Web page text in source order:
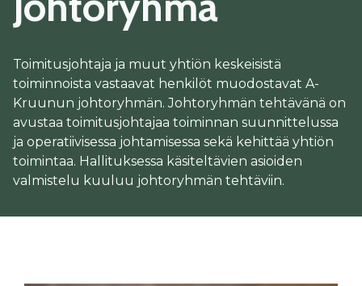
Toimitusjohtaja ja muut yhtiön keskeisistä
toiminnoista vastaavat henkilöt muodostavat A-
Kruunun johtoryhmän. Johtoryhmän tehtävänä on
avustaa toimitusjohtajaa toiminnan suunnittelussa
ja operatiivisessa johtamisessa sekä kehittää yhtiön
toimintaa. Hallituksessa käsiteltävien asioiden
valmistelu kuuluu johtoryhmän tehtäviin.